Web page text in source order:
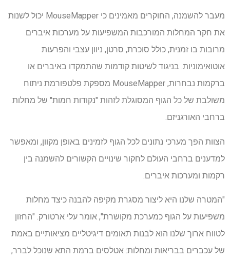
מעבר להשמנה, החוקרים מאמינים כי MouseMapper יכול לשנות
את חקר המחלות המורכבות המשפיעות על מערכות איברים
מרובות בו זמנית, כולל סוכרת, סרטן, ניוון עצבי והפרעות
אוטואימוניות. בניגוד לשיטות קודמות שהתמקדו באיברים או
ברקמות נבחרות, MouseMapper מספקת פלטפורמת ניתוח
משולבת של כל הגוף המסוגלת לזהות "נקודות חמות" של מחלות
ברחבי האורגניזם.
הצוות הפך מערכי נתונים לכל הגוף לזמינים באופן מקוון, ומאפשר
למדענים ברחבי העולם לחקור שינויים הקשורים להשמנה בין
רקמות ומערכות איברים.
"המטרה שלנו היא ליצור מסגרת מקיפה להבנה כיצד מחלות
משפיעות על הגוף כמערכת מקושרת", אומר עלי ארטורק. "החזון
לטווח ארוך שלנו הוא לבנות תאומים דיגיטליים מציאותיים באמת
של עכברים בבריאות ומחלות: אטלסים ברמת התא שנוכל לברר,